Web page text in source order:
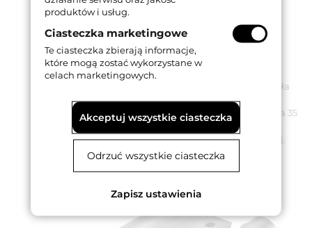
Zawias sprężynowy wahadłowy wykonany ze stali
nierdzewnej.
Może być stosowany jedynie wewnątrz budynków w
drzwiach wewnętrznych.
Posiada sprężynę, która wymusza zamknięcie skrzydła
drzwiowego.
Odpowiedni do drzwi o minimalnej grubości skrzydła 35
Dostępny w wykończeniu w kolorze stali nierdzewnej.
Para zawiasów zapewnia nośność 27 kg.
produktów i usług.
Ciasteczka marketingowe
Te ciasteczka zbierają informacje,
które mogą zostać wykorzystane w
celach marketingowych.
Akceptuj wszystkie ciasteczka
Odrzuć wszystkie ciasteczka
Zapisz ustawienia